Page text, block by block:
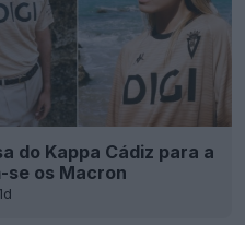
do Kappa Cádiz para a
se os Macron